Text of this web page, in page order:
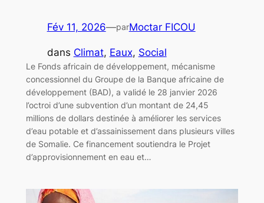
Fév 11, 2026—parMoctar FICOU
dans Climat, Eaux, Social
Le Fonds africain de développement, mécanisme
concessionnel du Groupe de la Banque africaine de
développement (BAD), a validé le 28 janvier 2026
l’octroi d’une subvention d’un montant de 24,45
millions de dollars destinée à améliorer les services
d’eau potable et d’assainissement dans plusieurs villes
de Somalie. Ce financement soutiendra le Projet
d’approvisionnement en eau et…